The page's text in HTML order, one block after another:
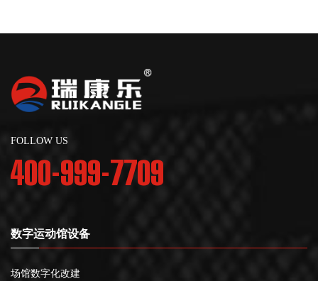
FOLLOW US
400-999-7709
数字运动馆设备
场馆数字化改建